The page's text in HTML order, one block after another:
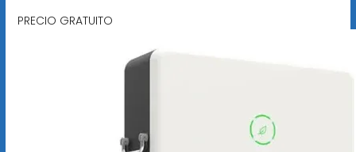
PRECIO GRATUITO